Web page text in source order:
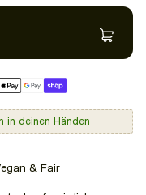
in deinen Händen
& Fair